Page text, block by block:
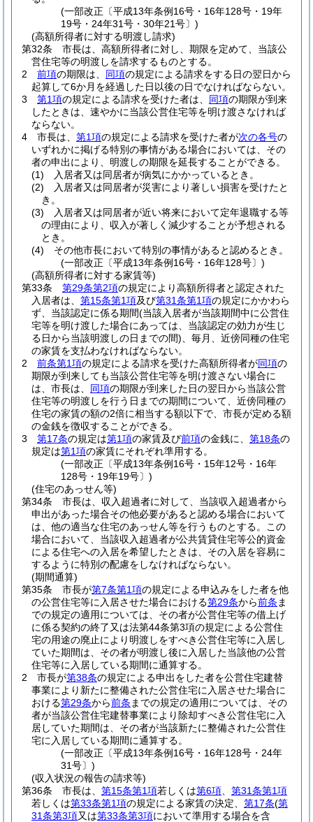
(一部改正〔平成13年条例16号・16年128号・19年
19号・24年31号・30年21号〕)
(高額所得者に対する明渡し請求)
第32条
市長は、高額所得者に対し、期限を定めて、当該公
営住宅等の明渡しを請求するものとする。
2
前項の期限は、 同項の規定による請求をする日の翌日から
起算して6か月を経過した日以後の日でなければならない。
3
第1項の規定による請求を受けた者は、 同項の期限が到来
したときは、速やかに当該公営住宅等を明け渡さなければ
ならない。
4
市長は、 第1項の規定による請求を受けた者が次の各号の
いずれかに掲げる特別の事情がある場合においては、その
者の申出により、明渡しの期限を延長することができる。
(1)
入居者又は同居者が病気にかかっているとき。
(2)
入居者又は同居者が災害により著しい損害を受けたと
き。
(3)
入居者又は同居者が近い将来において定年退職する等
の理由により、収入が著しく減少することが予想される
とき。
(4)
その他市長において特別の事情があると認めるとき。
(一部改正〔平成13年条例16号・16年128号〕)
(高額所得者に対する家賃等)
第33条
第29条第2項の規定により高額所得者と認定された
入居者は、 第15条第1項及び第31条第1項の規定にかかわら
ず、当該認定に係る期間(当該入居者が当該期間中に公営住
宅等を明け渡した場合にあっては、当該認定の効力が生じ
る日から当該明渡しの日までの間) 、毎月、近傍同種の住宅
の家賃を支払わなければならない。
2
前条第1項の規定による請求を受けた高額所得者が同項の
期限が到来しても当該公営住宅等を明け渡さない場合に
は、市長は、 同項の期限が到来した日の翌日から当該公営
住宅等の明渡しを行う日までの期間について、近傍同種の
住宅の家賃の額の2倍に相当する額以下で、市長が定める額
の金銭を徴収することができる。
3
第17条の規定は第1項の家賃及び前項の金銭に、 第18条の
規定は第1項の家賃にそれぞれ準用する。
(一部改正〔平成13年条例16号・15年12号・16年
128号・19年19号〕)
(住宅のあっせん等)
第34条
市長は、収入超過者に対して、当該収入超過者から
申出があった場合その他必要があると認める場合において
は、他の適当な住宅のあっせん等を行うものとする。
この
場合において、当該収入超過者が公共賃貸住宅等公的資金
による住宅への入居を希望したときは、その入居を容易に
するように特別の配慮をしなければならない。
(期間通算)
第35条
市長が第7条第1項の規定による申込みをした者を他
の公営住宅等に入居させた場合における第29条から前条 ま
での規定の適用については、その者が公営住宅等の借上げ
に係る契約の終了又は法第44条第3項の規定による公営住
宅の用途の廃止により明渡しをすべき公営住宅等に入居し
ていた期間は、その者が明渡し後に入居した当該他の公営
住宅等に入居している期間に通算する。
2
市長が第38条の規定による申出をした者を公営住宅建替
事業により新たに整備された公営住宅に入居させた場合に
おける第29条から前条 までの規定の適用については、その
者が当該公営住宅建替事業により除却すべき公営住宅に入
居していた期間は、その者が当該新たに整備された公営住
宅に入居している期間に通算する。
(一部改正〔平成13年条例16号・16年128号・24年
31号〕)
(収入状況の報告の請求等)
第36条
市長は、 第15条第1項若しくは第6項
第31条第1項
若しくは第33条第1項の規定による家賃の決定、 第17条(第
31条第3項又は第33条第3項において準用する場合を含